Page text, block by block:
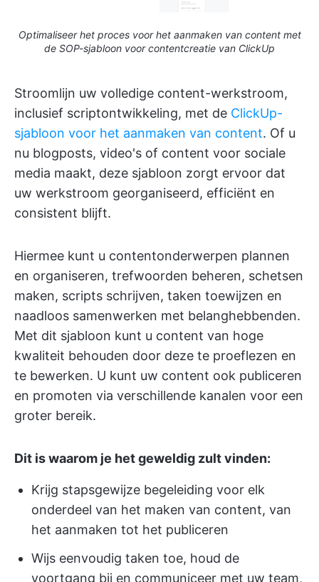
Optimaliseer het proces voor het aanmaken van content met
de SOP-sjabloon voor contentcreatie van ClickUp
Stroomlijn uw volledige content-werkstroom,
inclusief scriptontwikkeling, met de ClickUp-
sjabloon voor het aanmaken van content. Of u
nu blogposts, video's of content voor sociale
media maakt, deze sjabloon zorgt ervoor dat
uw werkstroom georganiseerd, efficiënt en
consistent blijft.
Hiermee kunt u contentonderwerpen plannen
en organiseren, trefwoorden beheren, schetsen
maken, scripts schrijven, taken toewijzen en
naadloos samenwerken met belanghebbenden.
Met dit sjabloon kunt u content van hoge
kwaliteit behouden door deze te proeflezen en
te bewerken. U kunt uw content ook publiceren
en promoten via verschillende kanalen voor een
groter bereik.
Dit is waarom je het geweldig zult vinden:
Krijg stapsgewijze begeleiding voor elk
onderdeel van het maken van content, van
het aanmaken tot het publiceren
Wijs eenvoudig taken toe, houd de
voortgang bij en communiceer met uw team,